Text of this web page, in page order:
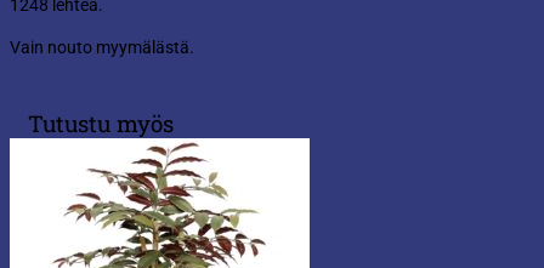
1248 lehteä.
Vain nouto myymälästä.
Tutustu myös